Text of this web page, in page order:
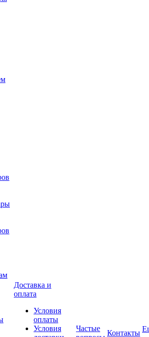
Доставка и
оплата
Условия
оплаты
Условия
Частые
Контакты